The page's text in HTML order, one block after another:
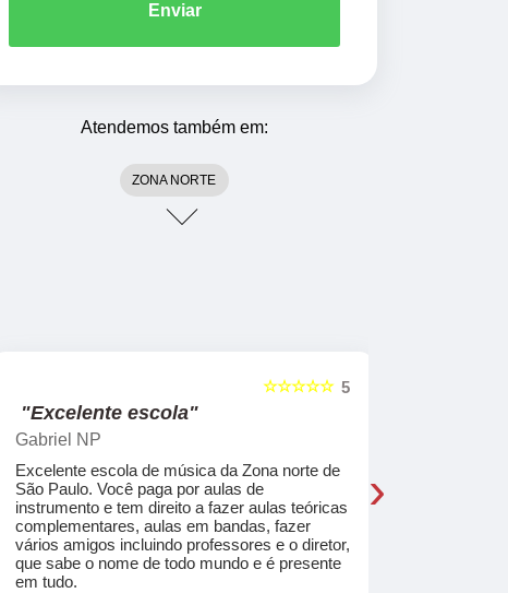
Enviar
Atendemos também em:
ZONA NORTE
5
☆☆☆☆☆
"Excelente escola"
Gabriel NP
Excelente escola de música da Zona norte de
São Paulo. Você paga por aulas de
instrumento e tem direito a fazer aulas teóricas
complementares, aulas em bandas, fazer
vários amigos incluindo professores e o diretor,
que sabe o nome de todo mundo e é presente
em tudo.
›